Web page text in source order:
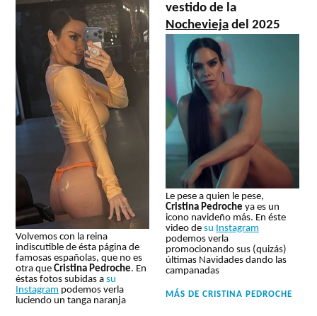
Volvemos con la reina
indiscutible de ésta página de
famosas españolas, que no es
otra queCristina Pedroche. En
éstas fotos subidas asu
Instagram podemos verla
luciendo un tanga naranja
vestido de la
Nochevieja del 2025
Le pese a quien le pese,
Cristina Pedroche ya es un
icono navideño más. En éste
video desu Instagram
podemos verla
promocionando sus (quizás)
últimas Navidades dando las
campanadas
MÁS DECRISTINA PEDROCHE